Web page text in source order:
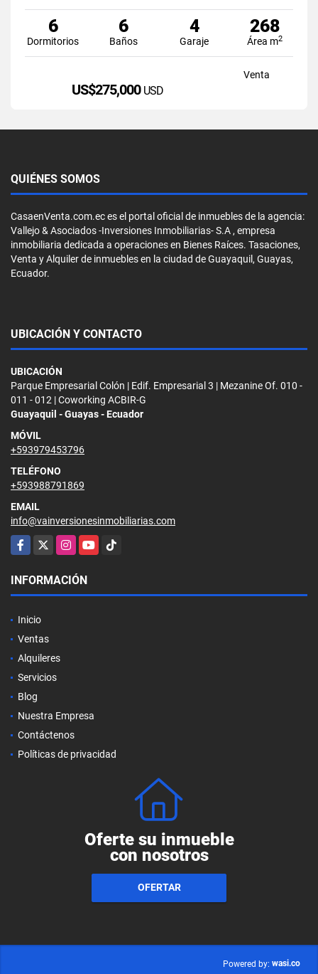
6
Dormitorios
6
Baños
4
Garaje
268
Área m2
Venta
US$275,000 USD
QUIÉNES SOMOS
CasaenVenta.com.ec es el portal oficial de inmuebles de la agencia:
Vallejo & Asociados -Inversiones Inmobiliarias- S.A , empresa
inmobiliaria dedicada a operaciones en Bienes Raíces. Tasaciones,
Venta y Alquiler de inmuebles en la ciudad de Guayaquil, Guayas,
Ecuador.
UBICACIÓN Y CONTACTO
UBICACIÓN
Parque Empresarial Colón | Edif. Empresarial 3 | Mezanine Of. 010 -
011 - 012 | Coworking ACBIR-G
Guayaquil - Guayas - Ecuador
MÓVIL
+593979453796
TELÉFONO
+593988791869
EMAIL
info@vainversionesinmobiliarias.com
Facebook
X InstagramYouTubeTikTok
INFORMACIÓN
Inicio
Ventas
Alquileres
Servicios
Blog
Nuestra Empresa
Contáctenos
Políticas de privacidad
Oferte su inmueble
con nosotros
OFERTAR
Powered by: wasi.co